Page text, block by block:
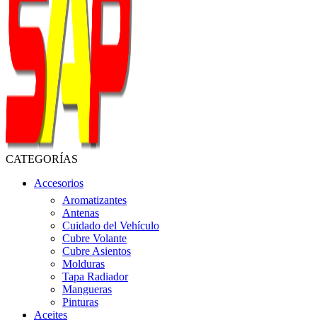
CATEGORÍAS
Accesorios
Aromatizantes
Antenas
Cuidado del Vehículo
Cubre Volante
Cubre Asientos
Molduras
Tapa Radiador
Mangueras
Pinturas
Aceites